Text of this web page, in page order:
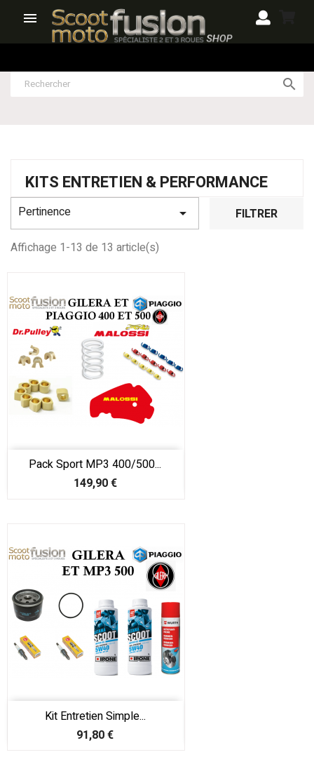


KITS ENTRETIEN & PERFORMANCE
Pertinence  FILTRER
Affichage 1-13 de 13 article(s)
Pack Sport MP3 400/500...
Prix
149,90 €
Kit Entretien Simple...
Prix
91,80 €